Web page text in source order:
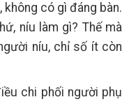
không có gì đáng bàn.
níu làm gì? Thế mà
níu, chỉ số ít còn
chi phối người phụ